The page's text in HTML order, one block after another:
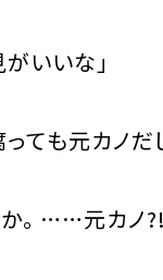
いいな」
っても元カノだ
か。……元カノ?!